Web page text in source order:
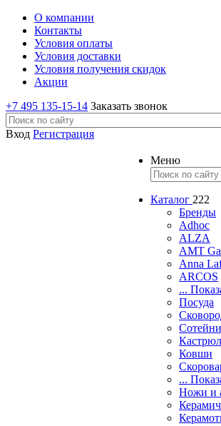
О компании
Контакты
Условия оплаты
Условия доставки
Условия получения скидок
Акции
+7 495 135-15-14 Заказать звонок
Вход Регистрация
Меню
Каталог 222
Бренды
Adhoc
ALZA
AMT
Anna
ARCOS
...
Посуда
Ковши
...
Ножи и